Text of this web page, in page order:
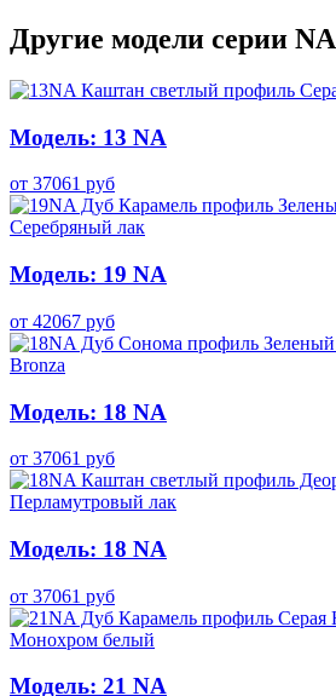
Другие модели серии NA
Модель: 13 NA
от 37061 руб
Модель: 19 NA
от 42067 руб
Модель: 18 NA
от 37061 руб
Модель: 18 NA
от 37061 руб
Модель: 21 NA